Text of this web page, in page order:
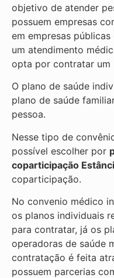
objetivo de atender
possuem empresas
em empresas
um atendimento
opta por contratar um
O plano de saúde
plano de saúde
pessoa.
Nesse tipo de
possível escolher por
coparticipação
coparticipação.
No convenio médico
os planos individuais
para contratar, já os
operadoras de saúde
contratação é feita
possuem parcerias